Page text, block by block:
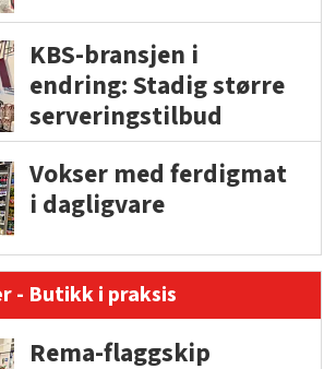
KBS-bransjen i
endring: Stadig større
serveringstilbud
Vokser med ferdigmat
i dagligvare
- Butikk i praksis
Rema-flaggskip